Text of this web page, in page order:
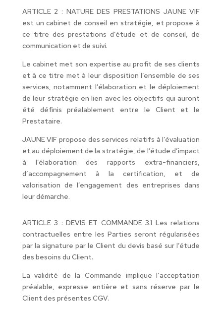
ARTICLE 2 : NATURE DES PRESTATIONS JAUNE VIF
est un cabinet de conseil en stratégie, et propose à
ce titre des prestations d’étude et de conseil, de
communication et de suivi.
Le cabinet met son expertise au profit de ses clients
et à ce titre met à leur disposition l’ensemble de ses
services, notamment l’élaboration et le déploiement
de leur stratégie en lien avec les objectifs qui auront
été définis préalablement entre le Client et le
Prestataire.
JAUNE VIF propose des services relatifs à l’évaluation
et au déploiement de la stratégie, de l’étude d’impact
à l’élaboration des rapports extra-financiers,
d’accompagnement à la certification, et de
valorisation de l’engagement des entreprises dans
leur démarche.
ARTICLE 3 : DEVIS ET COMMANDE 3.1 Les relations
contractuelles entre les Parties seront régularisées
par la signature par le Client du devis basé sur l’étude
des besoins du Client.
La validité de la Commande implique l’acceptation
préalable, expresse entière et sans réserve par le
Client des présentes CGV.